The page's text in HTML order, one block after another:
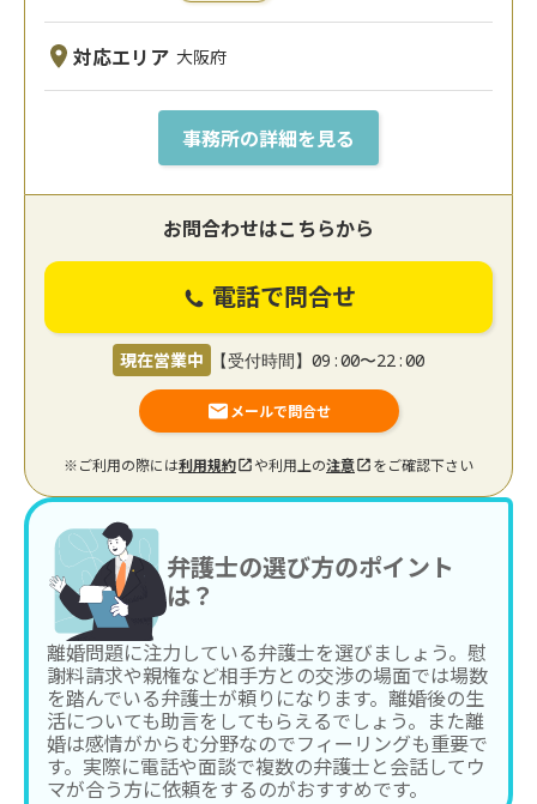
対応エリア 大阪府
事務所の詳細を見る
お問合わせはこちらから
電話で問合せ
現在営業中 【受付時間】09:00〜22:00
メールで問合せ
※ご利用の際には利用規約 や利用上の注意 をご確認下さい
弁護士の選び方のポイント
は？
離婚問題に注力している弁護士を選びましょう。慰
謝料請求や親権など相手方との交渉の場面では場数
を踏んでいる弁護士が頼りになります。離婚後の生
活についても助言をしてもらえるでしょう。また離
婚は感情がからむ分野なのでフィーリングも重要で
す。実際に電話や面談で複数の弁護士と会話してウ
マが合う方に依頼をするのがおすすめです。